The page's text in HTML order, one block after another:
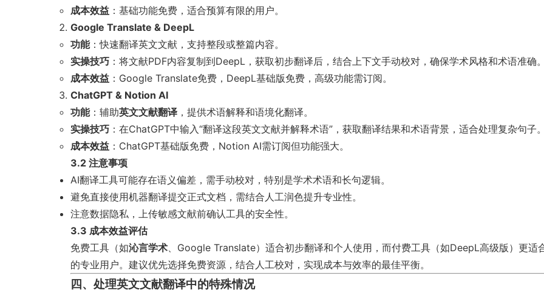
成本效益 ：基础功能免费，适合预算有限的用户。
Google Translate & DeepL
功能：快速翻译英文文献，支持整段或整篇内容。
实操技巧 ：将文献PDF内容复制到DeepL，获取初步翻译后，结合上下文手动校对，确保学术风格和术语准确
成本效益 ：Google Translate免费，DeepL基础版免费，高级功能需订阅。
ChatGPT & Notion AI
功能：辅助英文文献翻译 ，提供术语解释和语境化翻译。
实操技巧 ：在ChatGPT中输入“翻译这段英文文献并解释术语”，获取翻译结果和术语背景，适合处理复杂句子
成本效益 ：ChatGPT基础版免费，Notion AI需订阅但功能强大。
3.2 注意事项
AI翻译工具可能存在语义偏差，需手动校对，特别是学术术语和长句逻辑。
避免直接使用机器翻译提交正式文档，需结合人工润色提升专业性。
注意数据隐私，上传敏感文献前确认工具的安全性。
3.3 成本效益评估
免费工具（如沁言学术、Google Translate）适合初步翻译和个人使用，而付费工具（如DeepL高级版）更适
的专业用户。建议优先选择免费资源，结合人工校对，实现成本与效率的最佳平衡。
四、处理英文文献翻译中的特殊情况